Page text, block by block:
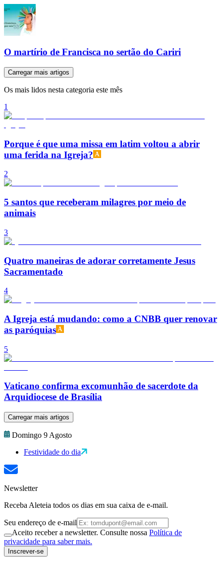
O martírio de Francisca no sertão do Cariri
Carregar mais artigos
Os mais lidos nesta categoria este mês
1
Porque é que uma missa em latim voltou a abrir
uma ferida na Igreja?
2
5 santos que receberam milagres por meio de
animais
3
Quatro maneiras de adorar corretamente Jesus
Sacramentado
4
A Igreja está mudando: como a CNBB quer renovar
as paróquias
5
Vaticano confirma excomunhão de sacerdote da
Arquidiocese de Brasília
Carregar mais artigos
Domingo 9 Agosto
Festividade do dia
Newsletter
Receba Aleteia todos os dias em sua caixa de e-mail.
Seu endereço de e-mail
Aceito receber a newsletter. Consulte nossa Política de
privacidade para saber mais.
Inscrever-se